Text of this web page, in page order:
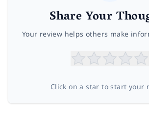
Share Your
Your review helps others make
Click on a star to start your